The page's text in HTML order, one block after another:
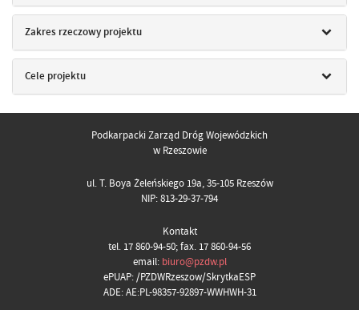
Zakres rzeczowy projektu
Cele projektu
Podkarpacki Zarząd Dróg Wojewódzkich
w Rzeszowie
ul. T. Boya Żeleńskiego 19a, 35-105 Rzeszów
NIP: 813-29-37-794
Kontakt
tel. 17 860-94-50; fax. 17 860-94-56
email: biuro@pzdw.pl
ePUAP: /PZDWRzeszow/SkrytkaESP
ADE: AE:PL-98357-92897-WWHWH-31